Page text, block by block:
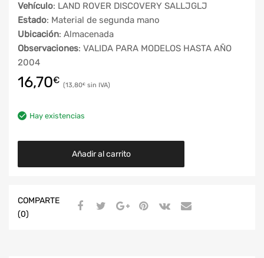
Vehículo: LAND ROVER DISCOVERY SALLJGLJ
Estado: Material de segunda mano
Ubicación: Almacenada
Observaciones: VALIDA PARA MODELOS HASTA AÑO
2004
16,70€ 13,80€
Hay existencias
Añadir al carrito
COMPARTE
(0)